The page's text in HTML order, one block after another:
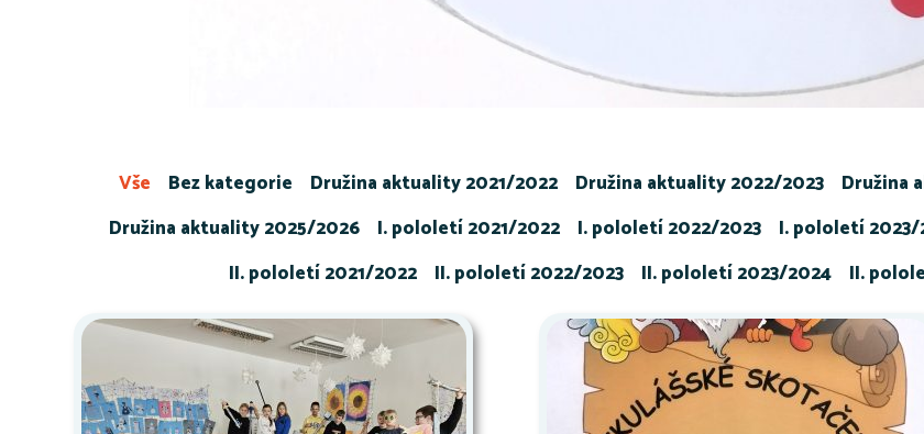
Bez kategorie Družina aktuality 2021/2022 Družina aktuality 2022/2023 Družina
Družina aktuality 2025/2026
I. pololetí 2021/2022 I. pololetí 2022/2023 I. pololetí
II. pololetí 2021/2022
II. pololetí 2022/2023 II. pololetí 2023/2024 II.
Vše